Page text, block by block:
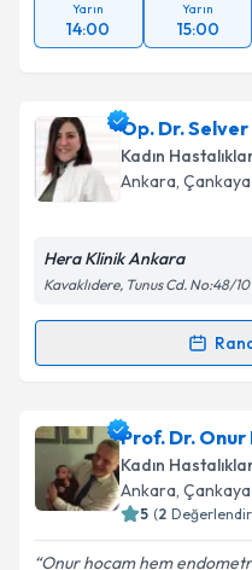
Yarın
14:00
Yarın
15:00
Op. Dr.
Kadın
Ankara, Çankaya
Hera Klinik Ankara
Kavaklıdere, Tunus Cd. No:48/10
Randevu Takvimi
Op. Dr. Selver
talebi oluşturun. Size
için bir takvim
bilgilendireceğiz.
E-posta Adresiniz
Prof. Dr.
Kadın
Ankara, Çankaya
5 (2
Onur hocam hem